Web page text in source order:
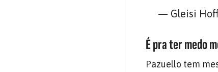
— Gleisi
É pra ter medo
Pazuello tem